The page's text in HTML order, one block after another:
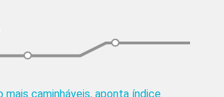
mais caminháveis, aponta índice